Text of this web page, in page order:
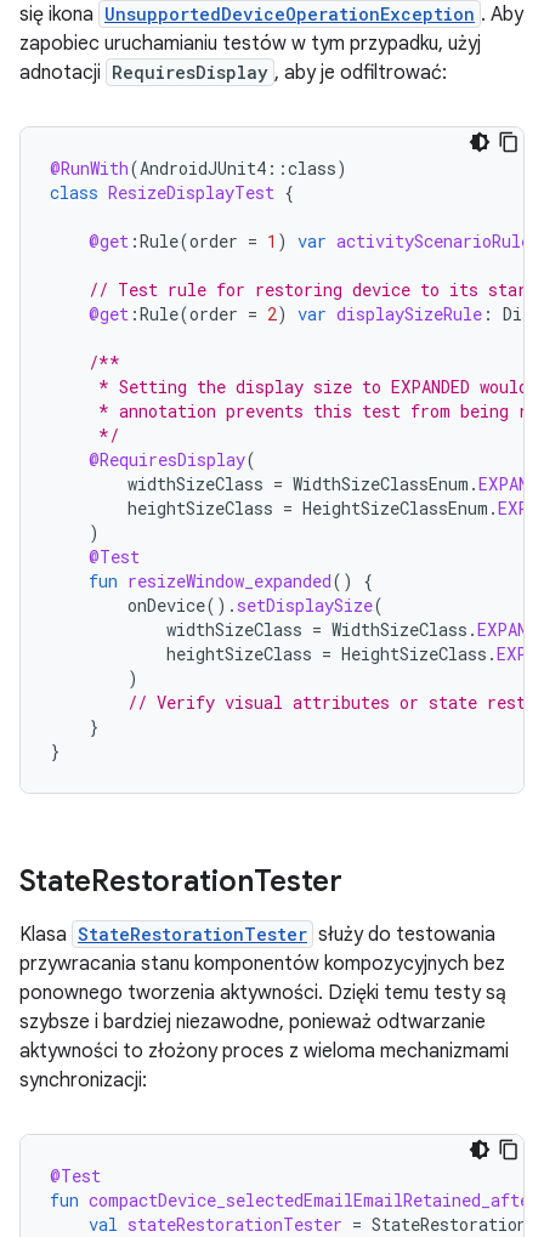
się ikona UnsupportedDeviceOperationException . Aby
zapobiec uruchamianiu testów w tym przypadku, użyj
adnotacji RequiresDisplay , aby je odfiltrować:
@RunWith(AndroidJUnit4 ::class)
class ResizeDisplayTest {
@get :Rule(order = 1 ) var activityScenarioRule
// Test rule for restoring device to its
@get :Rule(order = 2) var displaySizeRule :
/**
* Setting the display size to EXPANDED would
* annotation prevents this test from being
     */
@RequiresDisplay(
widthSizeClass = WidthSizeClassEnum .
heightSizeClass = HeightSizeClassEnum .
)
@Test
fun resizeWindow_expanded()
{
onDevice(). setDisplaySize(
widthSizeClass = WidthSizeClass .
heightSizeClass = HeightSizeClass .
)
// Verify visual attributes or state
}
}
StateRestorationTester
Klasa StateRestorationTester służy do testowania
przywracania stanu komponentów kompozycyjnych bez
ponownego tworzenia aktywności. Dzięki temu testy są
szybsze i bardziej niezawodne, ponieważ odtwarzanie
aktywności to złożony proces z wieloma mechanizmami
synchronizacji:
@Test
fun
val stateRestorationTester =